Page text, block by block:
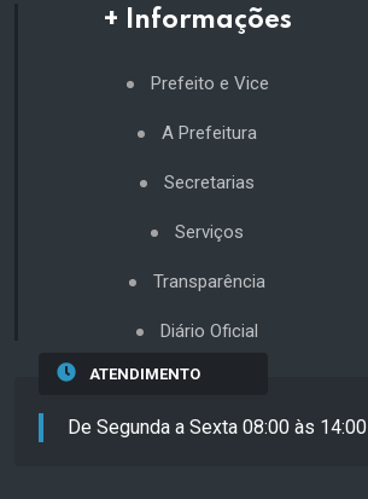
+ Informações
Prefeito e Vice
A Prefeitura
Secretarias
Serviços
Transparência
Diário Oficial
ATENDIMENTO
De Segunda a Sexta 08:00 às 14:00